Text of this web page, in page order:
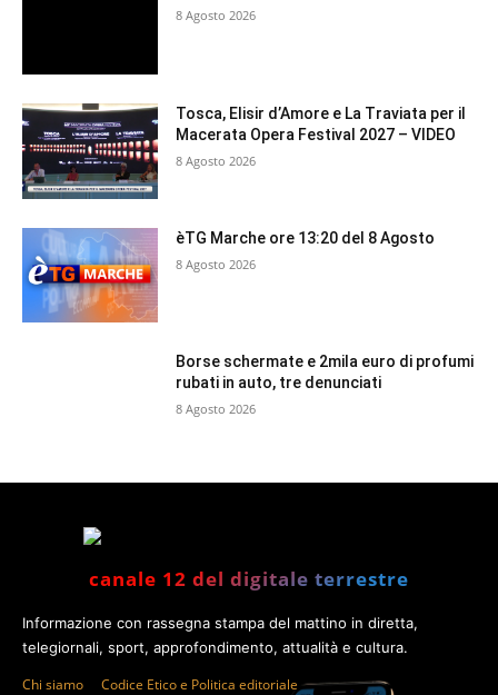
8 Agosto 2026
Tosca, Elisir d’Amore e La Traviata per il
Macerata Opera Festival 2027 – VIDEO
8 Agosto 2026
èTG Marche ore 13:20 del 8 Agosto
8 Agosto 2026
Borse schermate e 2mila euro di profumi
rubati in auto, tre denunciati
8 Agosto 2026
canale 12 del digitale terrestre
Informazione con rassegna stampa del mattino in diretta,
telegiornali, sport, approfondimento, attualità e cultura.
Chi siamo Codice Etico e Politica editoriale